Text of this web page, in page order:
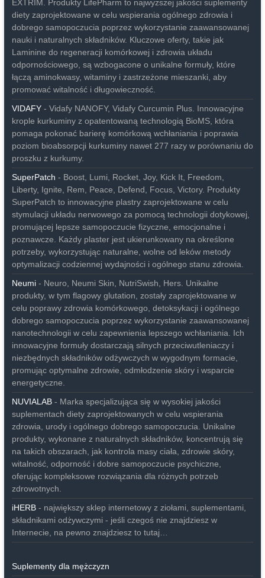
EXTRIM. Produkty LifePharm to najwyższej jakości suplementy
diety zaprojektowane w celu wspierania ogólnego zdrowia i
dobrego samopoczucia poprzez wykorzystanie zaawansowanej
nauki i naturalnych składników. Kluczowe oferty, takie jak
Laminine do regeneracji komórkowej i zdrowia układu
odpornościowego, są wzbogacone o unikalne formuły, które
łączą aminokwasy, witaminy i zastrzeżone mieszanki, aby
promować witalność i długowieczność.
VIDAFY- Vidafy NANOFY, Vidafy Curcumin Plus. Innowacyjne
krople kurkuminy z opatentowaną technologią BioMS, która
pomaga pokonać barierę komórkową wchłaniania i poprawia
poziom bioabsorpcji kurkuminy nawet 277 razy w porównaniu do
proszku z kurkumy.
SuperPatch - Boost, Lumi, Rocket, Joy, Kick It, Freedom,
Liberty, Ignite, Rem, Peace, Defend, Focus, Victory. Produkty
SuperPatch to innowacyjne plastry zaprojektowane w celu
stymulacji układu nerwowego za pomocą technologii dotykowej,
promującej lepsze samopoczucie fizyczne, emocjonalne i
poznawcze. Każdy plaster jest ukierunkowany na określone
potrzeby, wykorzystując naturalne, wolne od leków metody
optymalizacji codziennej wydajności i ogólnego stanu zdrowia.
Neumi- Neuro, Neumi Skin, NutriSwish, Hers. Unikalne
produkty, w tym flagowy glutation, zostały zaprojektowane w
celu poprawy zdrowia komórkowego, detoksykacji i ogólnego
dobrego samopoczucia poprzez wykorzystanie zaawansowanej
nanotechnologii w celu zapewnienia lepszego wchłaniania. Ich
innowacyjne formuły dostarczają silnych przeciwutleniaczy i
niezbędnych składników odżywczych w wygodnym formacie,
promując optymalne zdrowie, odmłodzenie skóry i wsparcie
energetyczne.
NUVIALAB- Marka specjalizująca się w wysokiej jakości
suplementach diety zaprojektowanych w celu wspierania
zdrowia, urody i ogólnego dobrego samopoczucia. Unikalne
produkty, wykonane z naturalnych składników, koncentrują się
na takich obszarach, jak kontrola masy ciała, zdrowie skóry,
witalność, odporność i dobre samopoczucie psychiczne,
oferując kompleksowe rozwiązania dla różnych potrzeb
zdrowotnych.
iHERB- największy sklep internetowy z ziołami, suplementami,
składnikami odżywczymi - jeśli czegoś nie znajdziesz w
Internecie, na pewno znajdziesz to tutaj…
Suplementy dla mężczyzn